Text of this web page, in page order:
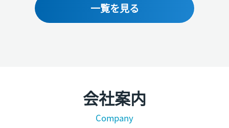
一覧を見る
会社案内
Company